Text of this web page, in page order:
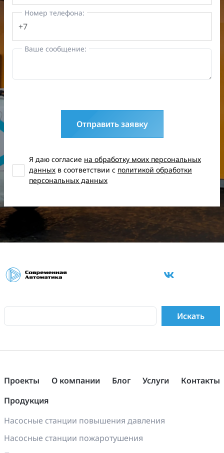
Номер телефона:
Ваше сообщение:
Отправить заявку
Я даю согласие на обработку моих персональных
данных в соответствии с политикой обработки
персональных данных
Проекты О компании Блог Услуги
Контакты
Продукция
Насосные станции повышения давления
Насосные станции пожаротушения